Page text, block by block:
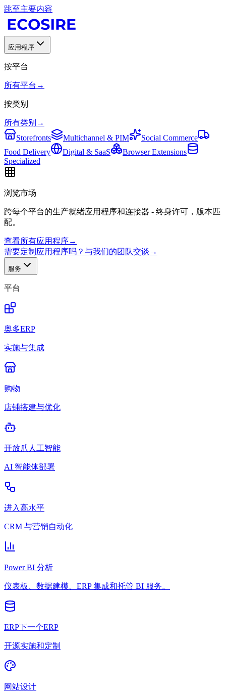
跳至主要内容
应用程序
按平台
所有平台 →
按类别
所有类别 →
Storefronts
Multichannel & PIM
Social Commerce
Food Delivery
Digital & SaaS
Browser Extensions
Specialized
浏览市场
跨每个平台的生产就绪应用程序和连接器 - 终身许可，版本匹
配。
查看所有应用程序→
需要定制应用程序吗？与我们的团队交谈 →
服务
平台
奥多ERP
实施与集成
购物
店铺搭建与优化
开放爪人工智能
AI 智能体部署
进入高水平
CRM 与营销自动化
Power BI 分析
仪表板、数据建模、ERP 集成和托管 BI 服务。
ERP下一个ERP
开源实施和定制
网站设计